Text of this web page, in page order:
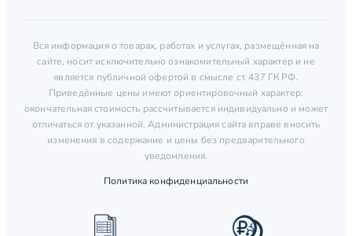
Вся информация о товарах, работах и услугах, размещённая на
сайте, носит исключительно ознакомительный характер и не
является публичной офертой в смысле ст. 437 ГК РФ.
Приведённые цены имеют ориентировочный характер:
окончательная стоимость рассчитывается индивидуально и может
отличаться от указанной. Администрация сайта вправе вносить
изменения в содержание и цены без предварительного
уведомления.
Политика конфиденциальности